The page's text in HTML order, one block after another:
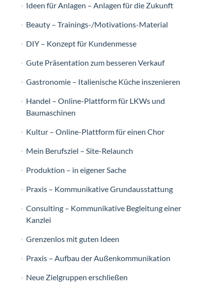
Ideen für Anlagen – Anlagen für die Zukunft
Beauty – Trainings-/Motivations-Material
DIY – Konzept für Kundenmesse
Gute Präsentation zum besseren Verkauf
Gastronomie – Italienische Küche inszenieren
Handel – Online-Plattform für LKWs und
Baumaschinen
Kultur – Online-Plattform für einen Chor
Mein Berufsziel – Site-Relaunch
Produktion – in eigener Sache
Praxis – Kommunikative Grundausstattung
Consulting – Kommunikative Begleitung einer
Kanzlei
Grenzenlos mit guten Ideen
Praxis – Aufbau der Außenkommunikation
Neue Zielgruppen erschließen